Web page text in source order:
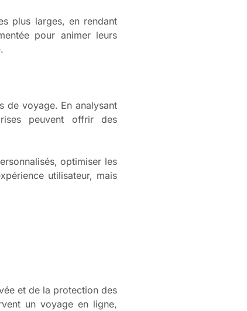
plus larges, en rendant
pour animer leurs
de voyage. En analysant
peuvent offrir des
optimiser les
utilisateur, mais
et de la protection des
un voyage en ligne,